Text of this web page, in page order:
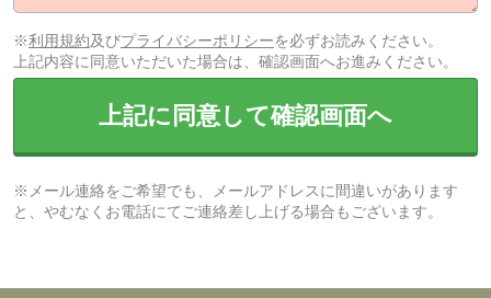
※利用規約及びプライバシーポリシーを必ずお読みください。
上記内容に同意いただいた場合は、確認画面へお進みください。
上記に同意して確認画面へ
※メール連絡をご希望でも、メールアドレスに間違いがあります
と、やむなくお電話にてご連絡差し上げる場合もございます。